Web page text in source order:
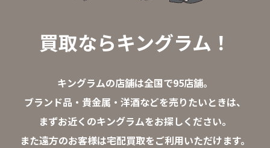
買取ならキングラム！
キングラムの店舗は全国で95店舗。
ブランド品・貴金属・洋酒などを売りたいときは、
まずお近くのキングラムをお探しください。
また遠方のお客様は宅配買取をご利用いただけます。